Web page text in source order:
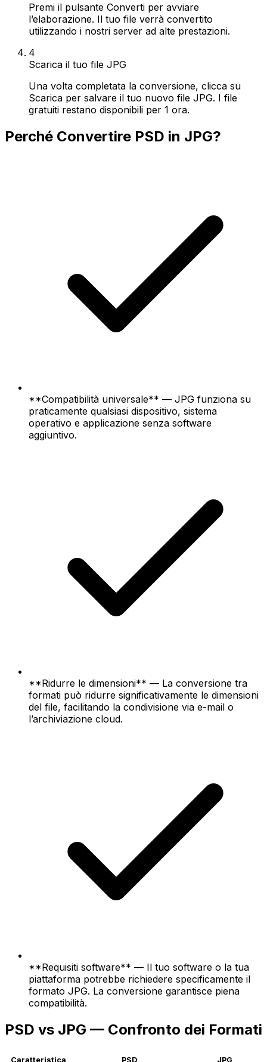
Premi il pulsante Converti per avviare
l’elaborazione. Il tuo file verrà convertito
utilizzando i nostri server ad alte prestazioni.
4
Scarica il tuo file JPG
Una volta completata la conversione, clicca su
Scarica per salvare il tuo nuovo file JPG. I file
gratuiti restano disponibili per 1 ora.
Perché Convertire PSD in JPG?
**Compatibilità universale** — JPG funziona su
praticamente qualsiasi dispositivo, sistema
operativo e applicazione senza software
aggiuntivo.
**Ridurre le dimensioni** — La conversione tra
formati può ridurre significativamente le dimensioni
del file, facilitando la condivisione via e-mail o
l’archiviazione cloud.
**Requisiti software** — Il tuo software o la tua
piattaforma potrebbe richiedere specificamente il
formato JPG. La conversione garantisce piena
compatibilità.
PSD vs JPG — Confronto dei Formati
Caratteristica PSD JPG